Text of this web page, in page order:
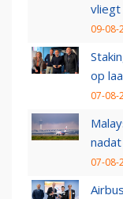
09-08-
op
07-08-
07-08-